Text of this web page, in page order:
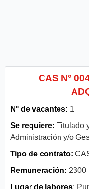
CAS N°
N° de vacantes: 1
Se requiere: Titulado
Administración y/o
Tipo de contrato:
Remuneración: 2300
Lugar de labores: